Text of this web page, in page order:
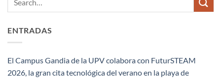
ENTRADAS
El Campus Gandia de la UPV colabora con FuturSTEAM
2026, la gran cita tecnológica del verano en la playa de